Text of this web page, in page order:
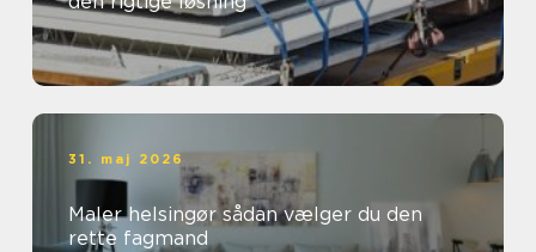
31. maj 2026
Maler helsingør sådan vælger du den
rette fagmand